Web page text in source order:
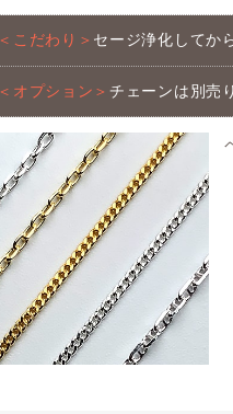
＜こだわり＞ セージ浄化してか
＜オプション＞チェーンは別売